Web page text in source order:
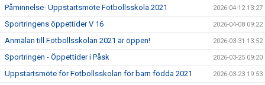
Påminnelse- Uppstartsmöte Fotbollsskola 2021 2026-04-12 13:27
Sportringens öppettider V 16 2026-04-08 09:22
Anmälan till Fotbollsskolan 2021 är öppen! 2026-03-31 13:52
Sportringen - Öppettider i Påsk 2026-03-25 09:20
Uppstartsmöte för Fotbollsskolan för barn födda 2021 2026-03-23 19:53